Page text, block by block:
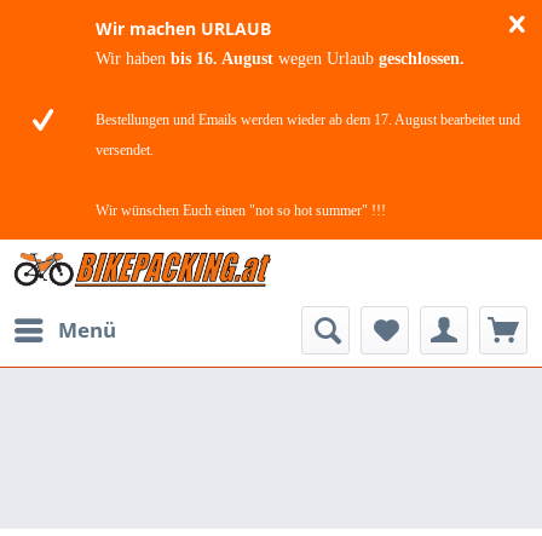
Wir machen URLAUB
Wir haben bis 16. August wegen Urlaub geschlossen.
Bestellungen und Emails werden wieder ab dem 17. August bearbeitet und
versendet.
Wir wünschen Euch einen "not so hot summer" !!!
Menü